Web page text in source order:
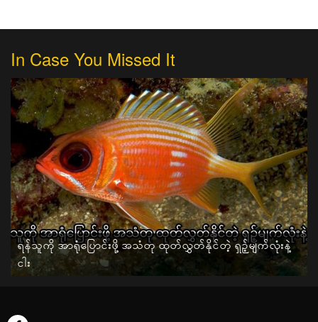
In Case You Missed It
ရန်သူကို အာရုံပြောင်းဖို့ အသံတု ထုတ်လွှတ်နိုင်တဲ့ ရှဉ့်မျက်လုံးနဲ့
ငါး